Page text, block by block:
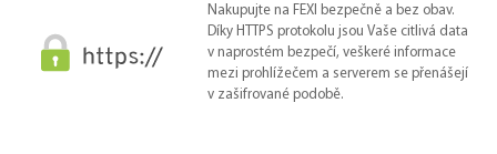
Nakupujte na FEXI bezpečně a bez obav.
Díky HTTPS protokolu jsou Vaše citlivá data
v naprostém bezpečí, veškeré informace
mezi prohlížečem a serverem se přenášejí
v zašifrované podobě.